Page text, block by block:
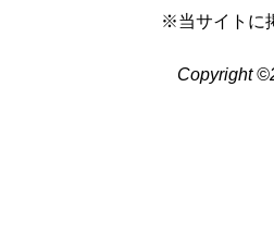
※当サイトに
Copyright